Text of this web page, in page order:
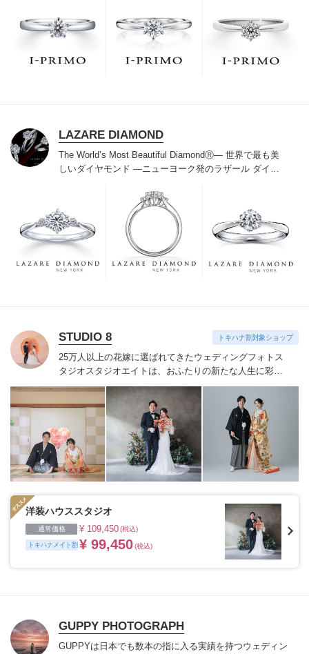
でお待ちしております。リング選びの最初の一歩をご一
緒に。まずは、アイプリモへ。
LAZARE DIAMOND
The World’s Most Beautiful DiamondⓇ― 世界で最も美
しいダイヤモンド ―ニューヨーク発のラザール ダイヤ
られ120年を超えた今もなおダイヤモンドの美しい輝き
にこだわり続けています。私たちの願いは、この生涯変
わらないワン＆オンリーの輝きを幸せの象徴として、い
つも、ずっと、身に着けていただくことです。
STUDIO 8 トキハナ割対象ショップ
25万人以上の花嫁に選ばれてきたウェディングフォトス
タジオスタジオエイトは、おふたりの新たな人生に彩り
を添える“最高のウェディングフォト”のお手伝いをさせ
ていただきます。
1枚の写真のチカラを信じて
洋装ハウススタジオ
通常価格 ¥ 109,450(税込)
トキハナメイト割 ¥ 99,450(税込)
GUPPY PHOTOGRAPH
GUPPYは日本でも数本の指に入る実績を持つウェディン